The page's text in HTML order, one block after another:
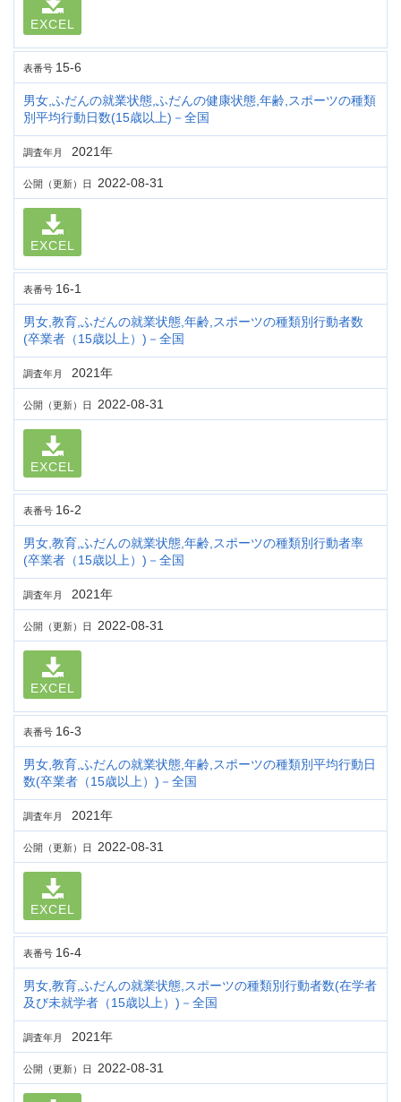
EXCEL
表番号 15-6
男女,ふだんの就業状態,ふだんの健康状態,年齢,スポーツの種類
別平均行動日数(15歳以上)－全国
調査年月 2021年
公開（更新）日 2022-08-31
EXCEL
表番号 16-1
男女,教育,ふだんの就業状態,年齢,スポーツの種類別行動者数
(卒業者（15歳以上）)－全国
調査年月 2021年
公開（更新）日 2022-08-31
EXCEL
表番号 16-2
男女,教育,ふだんの就業状態,年齢,スポーツの種類別行動者率
(卒業者（15歳以上）)－全国
調査年月 2021年
公開（更新）日 2022-08-31
EXCEL
表番号 16-3
男女,教育,ふだんの就業状態,年齢,スポーツの種類別平均行動日
数(卒業者（15歳以上）)－全国
調査年月 2021年
公開（更新）日 2022-08-31
EXCEL
表番号 16-4
男女,教育,ふだんの就業状態,スポーツの種類別行動者数(在学者
及び未就学者（15歳以上）)－全国
調査年月 2021年
公開（更新）日 2022-08-31